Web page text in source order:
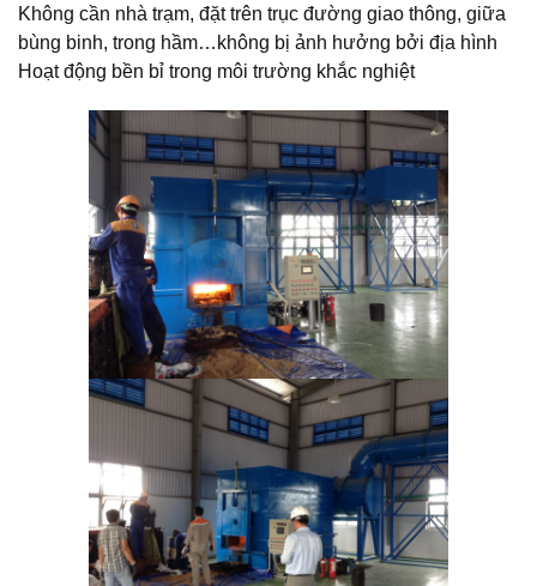
Không cần nhà trạm, đặt trên trục đường giao thông, giữa
bùng binh, trong hầm…không bị ảnh hưởng bởi địa hình
Hoạt động bền bỉ trong môi trường khắc nghiệt